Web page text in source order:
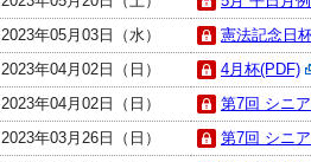
2023年05月03日（水）
憲法記念日
2023年04月02日（日）
4月杯(PDF)
2023年04月02日（日）
第7回 シニ
2023年03月26日（日）
第7回 シニ